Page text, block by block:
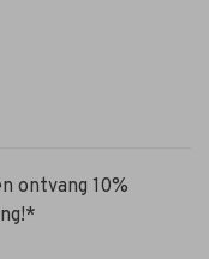
ontvang 10%